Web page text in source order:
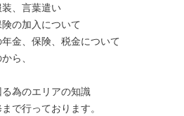
装、言葉遣い
険の加入について
年金、保険、税金について
ら、
る為のエリアの知識
で行っております。